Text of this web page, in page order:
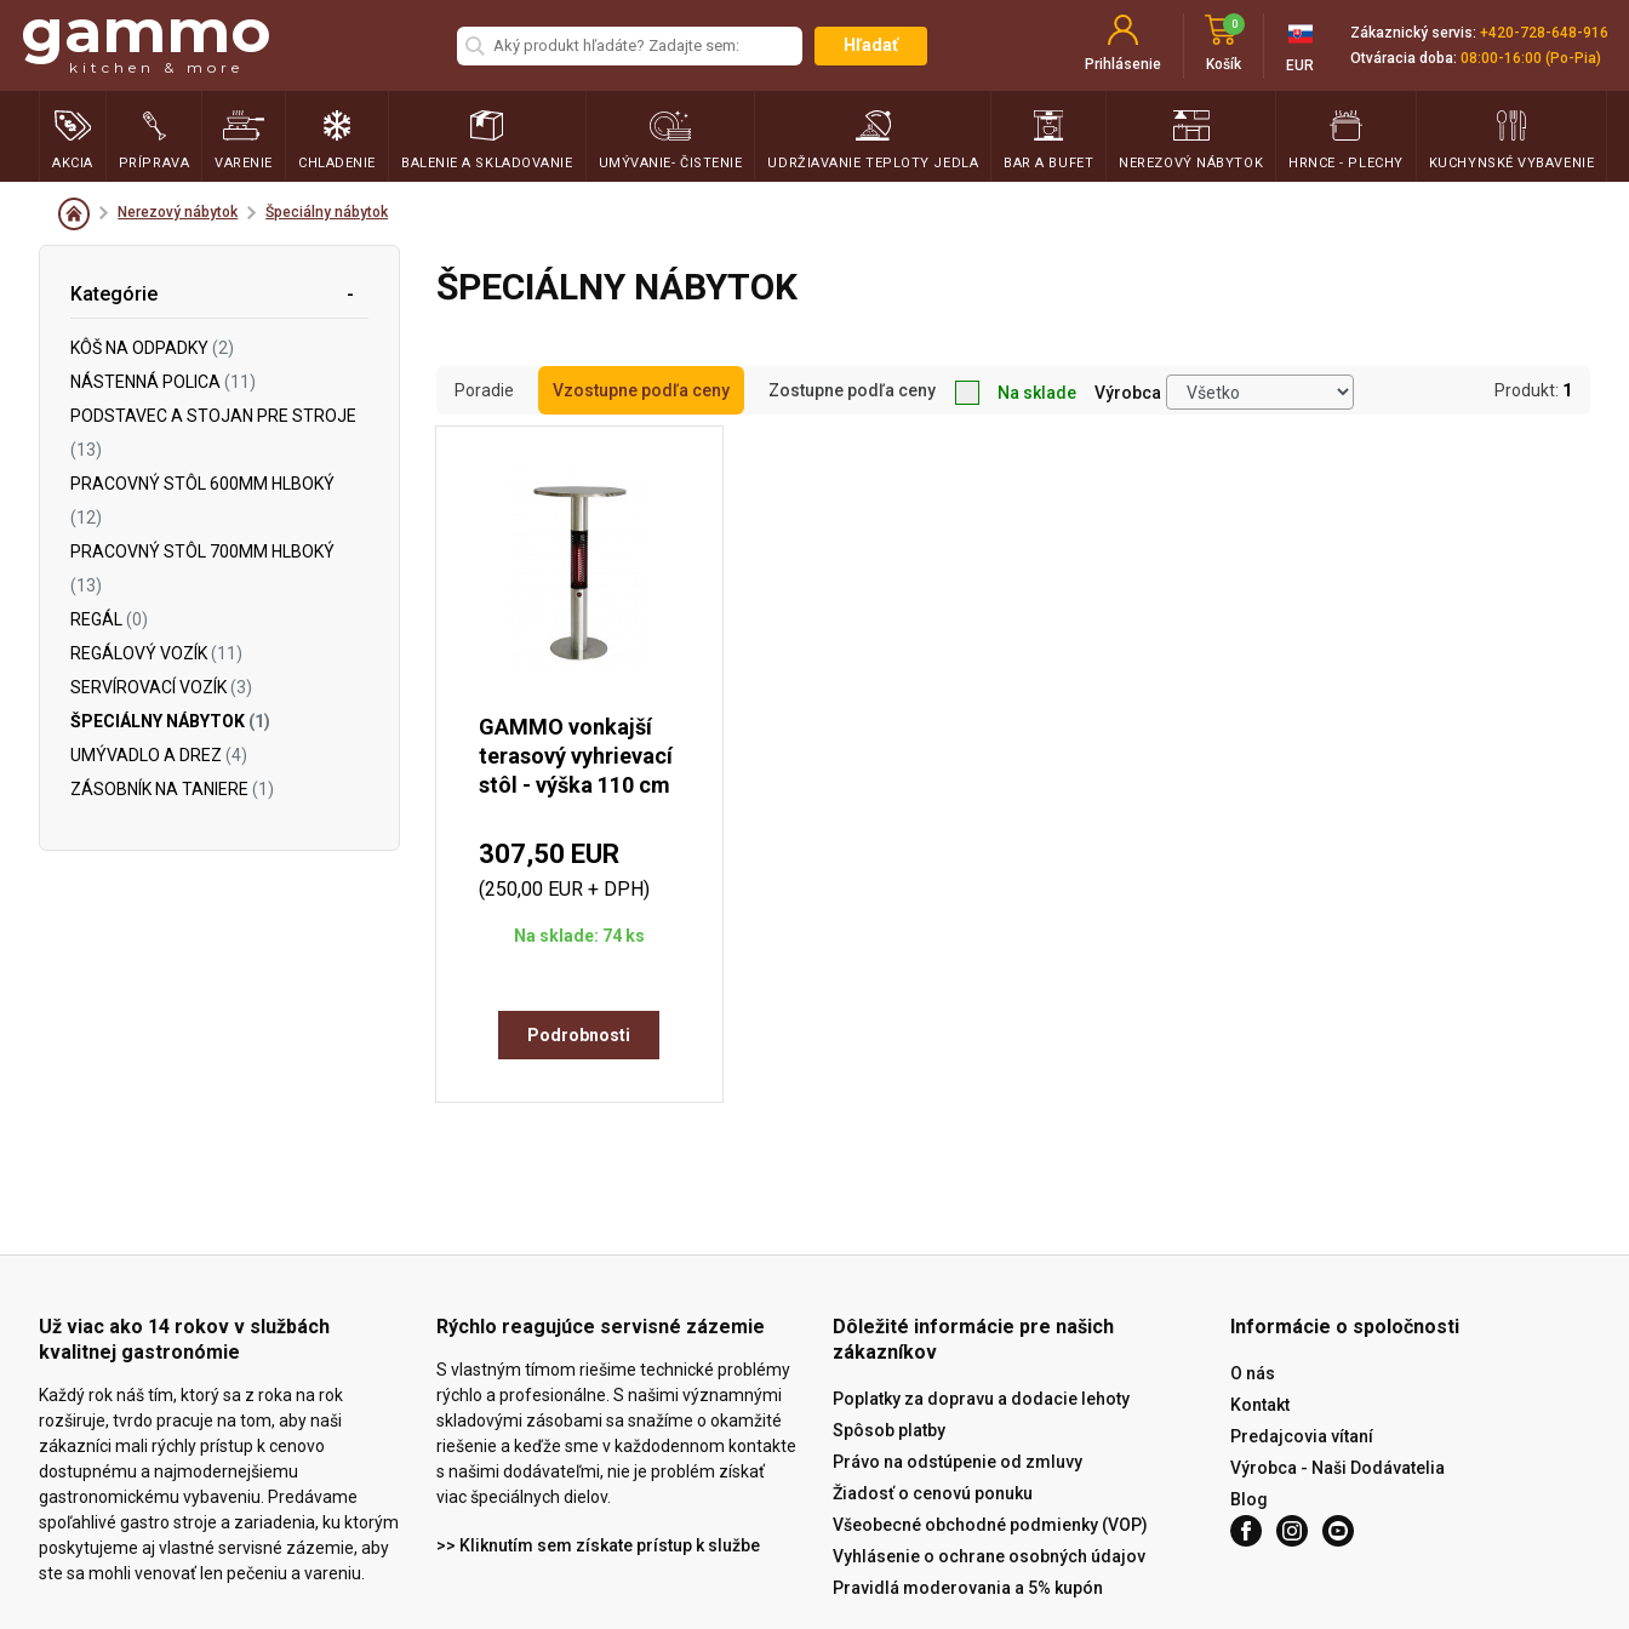
gammo
kitchen & more
Hľadať
Prihlásenie Košík
0
EUR
Zákaznický servis: +420-728-648-916
Otváracia doba: 08:00-16:00 (Po-Pia)
AKCIA PRÍPRAVA VARENIE CHLADENIE BALENIE A SKLADOVANIE UMÝVANIE- ČISTENIE UDRŽIAVANIE TEPLOTY JEDLA BAR A BUFET NEREZOVÝ NÁBYTOK HRNCE - PLECHY KUCHYNSKÉ VYBAVENIE
Nerezový nábytok Špeciálny nábytok
Kategórie
KÔŠ NA ODPADKY(2)
NÁSTENNÁ POLICA (11)
PODSTAVEC A STOJAN PRE STROJE
(13)
PRACOVNÝ STÔL 600MM HLBOKÝ
(12)
PRACOVNÝ STÔL 700MM HLBOKÝ
(13)
REGÁL (0)
REGÁLOVÝ VOZÍK(11)
SERVÍROVACÍ VOZÍK(3)
ŠPECIÁLNY NÁBYTOK (1)
UMÝVADLO A DREZ (4)
ZÁSOBNÍK NA TANIERE (1)
ŠPECIÁLNY NÁBYTOK
Poradie Vzostupne podľa ceny Zostupne podľa ceny Na sklade Výrobca Produkt: 1
GAMMO vonkajší
terasový vyhrievací
stôl - výška 110 cm
307,50 EUR
(250,00 EUR + DPH)
Na sklade: 74 ks
Podrobnosti
Už viac ako 14 rokov v službách
kvalitnej gastronómie
Každý rok náš tím, ktorý sa z roka na rok
rozširuje, tvrdo pracuje na tom, aby naši
zákazníci mali rýchly prístup k cenovo
dostupnému a najmodernejšiemu
gastronomickému vybaveniu. Predávame
spoľahlivé gastro stroje a zariadenia, ku ktorým
poskytujeme aj vlastné servisné zázemie, aby
ste sa mohli venovať len pečeniu a vareniu.
Rýchlo reagujúce servisné zázemie
S vlastným tímom riešime technické problémy
rýchlo a profesionálne. S našimi významnými
skladovými zásobami sa snažíme o okamžité
riešenie a keďže sme v každodennom kontakte
s našimi dodávateľmi, nie je problém získať
viac špeciálnych dielov.
>> Kliknutím sem získate prístup k službe
Dôležité informácie pre našich
zákazníkov
Poplatky za dopravu a dodacie lehoty
Spôsob platby
Právo na odstúpenie od zmluvy
Žiadosť o cenovú ponuku
Všeobecné obchodné podmienky (VOP)
Vyhlásenie o ochrane osobných údajov
Pravidlá moderovania a 5% kupón
Informácie o spoločnosti
O nás
Kontakt
Predajcovia vítaní
Výrobca - Naši Dodávatelia
Blog